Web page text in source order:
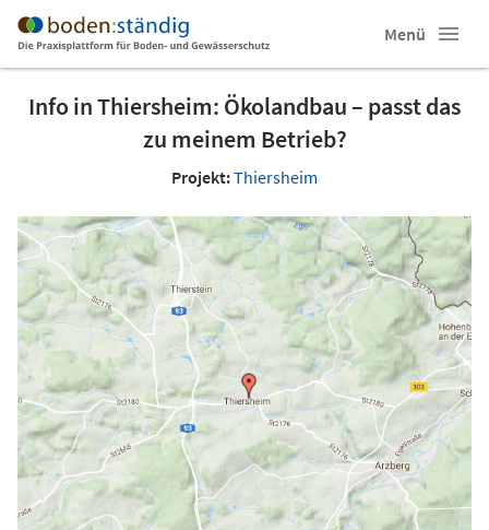
Menü
Info in Thiersheim: Ökolandbau – passt das
zu meinem Betrieb?
Projekt:Thiersheim